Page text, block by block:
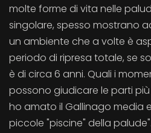
molte forme di vita nelle
singolare, spesso mostrano
un ambiente che a volte è
periodo di ripresa totale, se
è di circa 6 anni. Quali i
possono giudicare le parti
ho amato il Gallinago media
piccole "piscine" della